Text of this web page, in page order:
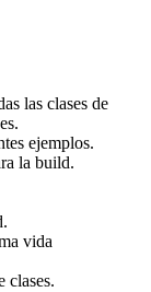
las clases de
ejemplos.
la build.
vida
clases.